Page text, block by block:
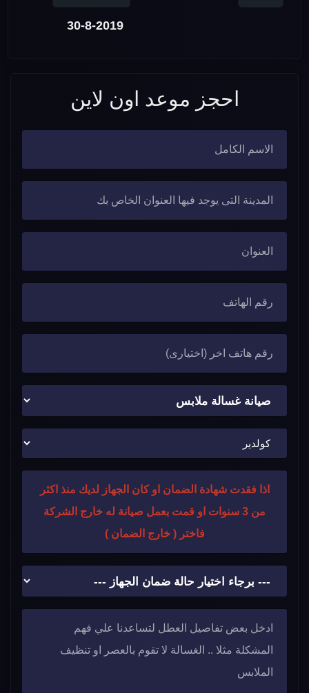
30-8-2019
احجز موعد اون لاين
اذا فقدت شهادة الضمان او كان الجهاز لديك منذ اكثر
من 3 سنوات او قمت بعمل صيانة له خارج الشركة
فاختر ( خارج الضمان )